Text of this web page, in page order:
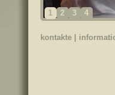
1 2 3 4
kontakte|